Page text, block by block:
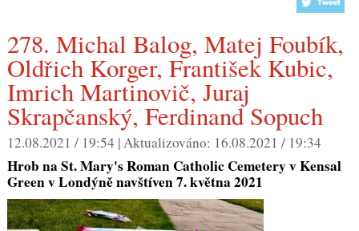
278. Michal Balog, Matej Foubík,
Oldřich Korger, František Kubic,
Imrich Martinovič, Juraj
Skrapčanský, Ferdinand Sopuch
12.08.2021 / 19:54 |Aktualizováno: 16.08.2021 / 19:34
Hrob na St. Mary's Roman Catholic Cemetery v Kensal
Green v Londýně navštíven 7. května 2021